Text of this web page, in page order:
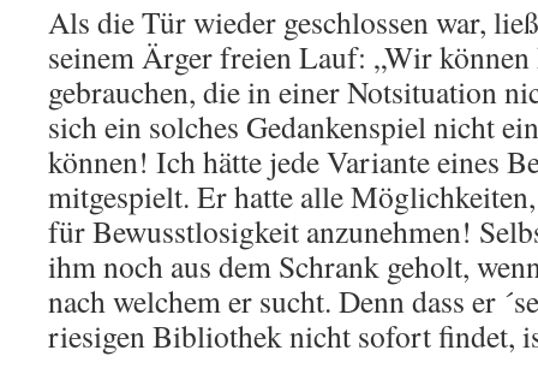
Als die Tür wieder geschlossen war,
seinem Ärger freien Lauf: „Wir
gebrauchen, die in einer Notsituation
sich ein solches Gedankenspiel nicht
können! Ich hätte jede Variante eines
mitgespielt. Er hatte alle
für Bewusstlosigkeit anzunehmen!
ihm noch aus dem Schrank geholt,
nach welchem er sucht. Denn dass er
riesigen Bibliothek nicht sofort findet,